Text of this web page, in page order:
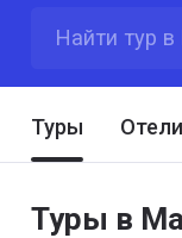
Найти тур
Туры Отели
Туры в